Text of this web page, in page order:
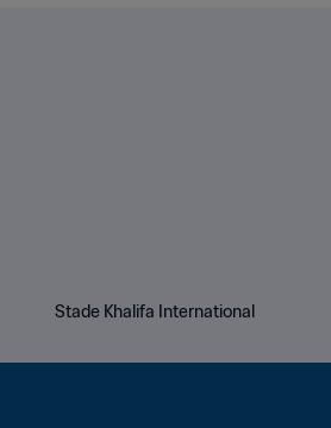
Stade Khalifa International